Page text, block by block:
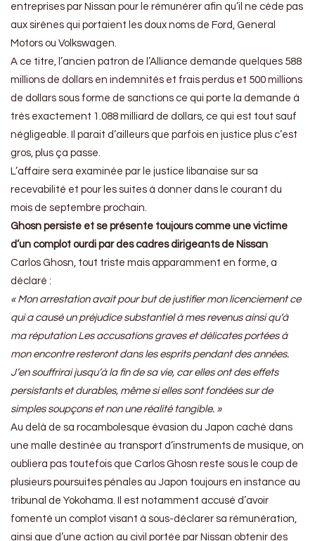
entreprises par Nissan pour le rémunérer afin qu’il ne cède pas
aux sirènes qui portaient les doux noms de Ford, General
Motors ou Volkswagen.
A ce titre, l’ancien patron de l’Alliance demande quelques 588
millions de dollars en indemnités et frais perdus et 500 millions
de dollars sous forme de sanctions ce qui porte la demande à
très exactement 1.088 milliard de dollars, ce qui est tout sauf
négligeable. Il parait d’ailleurs que parfois en justice plus c’est
gros, plus ça passe.
L’affaire sera examinée par le justice libanaise sur sa
recevabilité et pour les suites à donner dans le courant du
mois de septembre prochain.
Ghosn persiste et se présente toujours comme une victime
d’un complot ourdi par des cadres dirigeants de Nissan
Carlos Ghosn, tout triste mais apparamment en forme, a
déclaré :
« Mon arrestation avait pour but de justifier mon licenciement ce
qui a causé un préjudice substantiel à mes revenus ainsi qu’à
ma réputationLes accusations graves et délicates portées à
mon encontre resteront dans les esprits pendant des années.
J’en souffrirai jusqu’à la fin de sa vie, car elles ont des effets
persistants et durables, même si elles sont fondées sur de
simples soupçons et non une réalité tangible. »
Au delà de sa rocambolesque évasion du Japon caché dans
une malle destinée au transport d’instruments de musique, on
oubliera pas toutefois que Carlos Ghosn reste sous le coup de
plusieurs poursuites pénales au Japon toujours en instance au
tribunal de Yokohama. Il est notamment accusé d’avoir
fomenté un complot visant à sous-déclarer sa rémunération,
ainsi que d’une action au civil portée par Nissan obtenir des